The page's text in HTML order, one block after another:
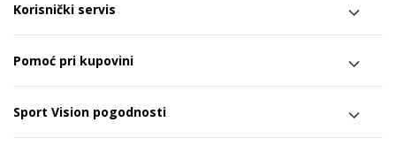
Korisnički servis
Pomoć pri kupovini
Sport Vision pogodnosti